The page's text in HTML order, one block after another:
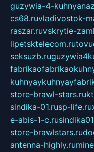
guzywia-4-
cs68.ruvladivostok-
raszar.ruvskrytie-
lipetsktelecom.ru
seksuzb.ru
store-brawl-stars.ru
sindika-01.rusp-life.ru
e-abis-1-c.ru
store-brawlstars.ru
antenna-highly.ru